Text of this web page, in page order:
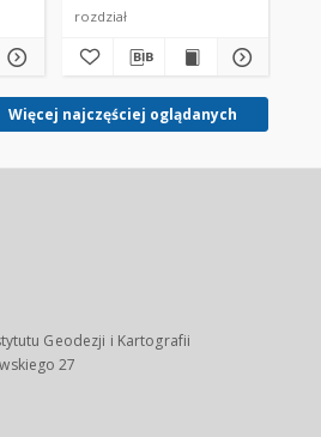
rozdział
Więcej najczęściej oglądanych
Geodezji i Kartografii
27